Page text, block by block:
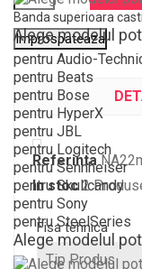
Banda superioara casti
Alege modelul
pentru Audio-
pentru Beats
pentru Bose
pentru HyperX
pentru JBL
pentru Logitech
pentru Sennheiser
pentru Skullcandy
pentru Sony
pentru SteelSeries
Alege modelul
Referinta
In stoc 2
Fisa tehnica
Tip Produs